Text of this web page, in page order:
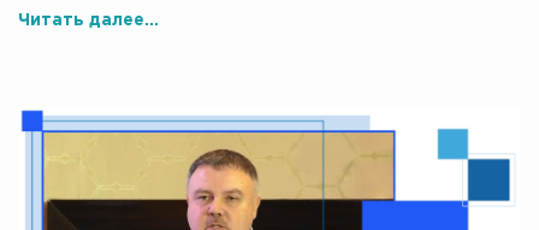
Читать далее...